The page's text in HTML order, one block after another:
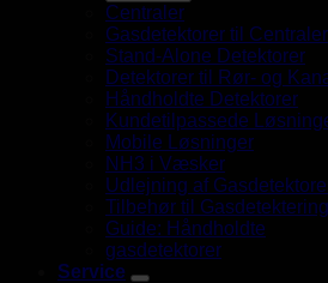
Centraler
Gasdetektorer til Centraler
Stand-Alone Detektorer
Detektorer til Rør- og
Håndholdte Detektorer
Kundetilpassede
Mobile Løsninger
NH3 i Væsker
Udlejning af
Tilbehør til Gasdetektering
Guide: Håndholdte
gasdetektorer
Service